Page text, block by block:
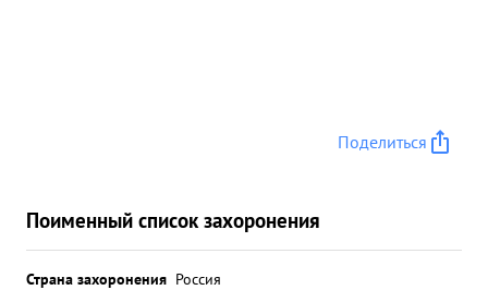
Поделиться
Поименный список захоронения
Страна захоронения Россия